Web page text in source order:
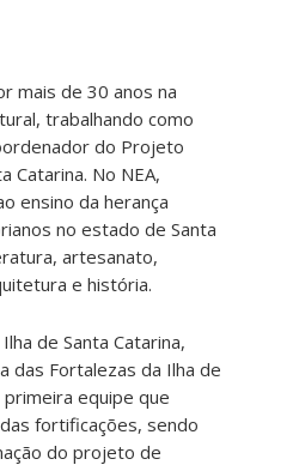
mais de 30 anos na
trabalhando como
do Projeto
Catarina. No NEA,
ensino da herança
no estado de Santa
artesanato,
e história.
de Santa Catarina,
das Fortalezas da Ilha de
primeira equipe que
fortificações, sendo
do projeto de